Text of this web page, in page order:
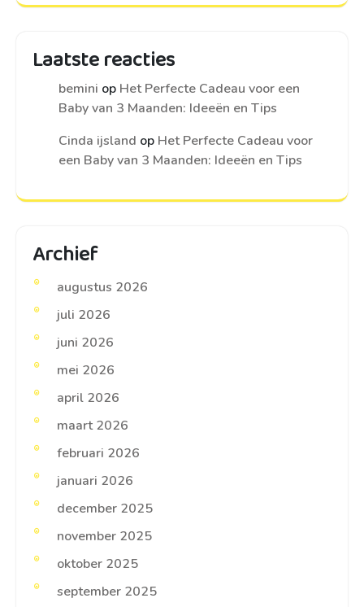
Laatste reacties
bemini op Het Perfecte Cadeau voor een
Baby van 3 Maanden: Ideeën en Tips
Cinda ijsland op Het Perfecte Cadeau voor
een Baby van 3 Maanden: Ideeën en Tips
Archief
augustus 2026
juli 2026
juni 2026
mei 2026
april 2026
maart 2026
februari 2026
januari 2026
december 2025
november 2025
oktober 2025
september 2025